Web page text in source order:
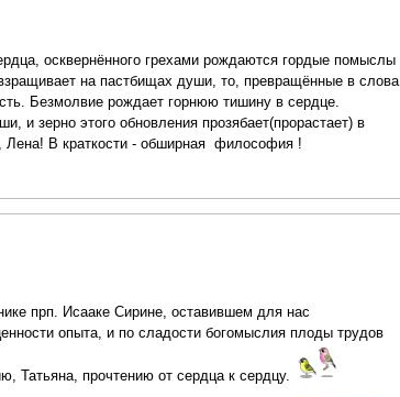
осквернённого грехами рождаются гордые помыслы
на пастбищах души, то, превращённые в слова
Безмолвие рождает горнюю тишину в сердце.
и зерно этого обновления прозябает(прорастает) в
Лена! В краткости - обширная философия !
прп. Исааке Сирине, оставившем для нас
опыта, и по сладости богомыслия плоды трудов
Татьяна, прочтению от сердца к сердцу.